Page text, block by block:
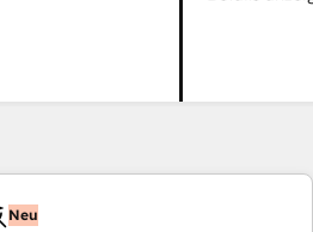
Neu